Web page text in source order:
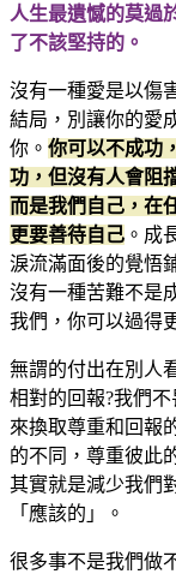
人生最遺憾的莫過
了不該堅持的。
沒有一種愛是以傷
結局，別讓你的愛
你。 你可以不成功
功，但沒有人會阻
而是我們自己，在
更要善待自己 。成
淚流滿面後的覺悟
沒有一種苦難不是
我們，你可以過得
無謂的付出在別人
相對的回報?我們
來換取尊重和回報
的不同，尊重彼此
其實就是減少我們
「應該的」。
很多事不是我們做